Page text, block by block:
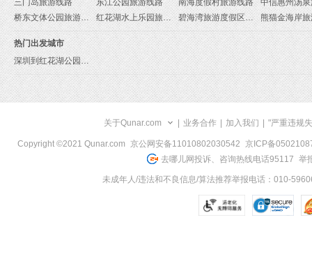
三门岛旅游线路
东江公园旅游线路
南海度假村旅游线路
桥东文体公园旅游线路
红花湖水上乐园旅游线路 碧海湾旅游度假区旅游线路 熊猫金海岸
热门出发城市
深圳到红花湖公园旅游报价
关于Qunar.com 业务合作 加入我们 "严重违规
Copyright ©2021 Qunar.com 京公网安备11010802030542
京ICP备
去哪儿网投诉、咨询热线电话95117 举
未成年人/违法和不良信息/算法推荐举报电话：010-